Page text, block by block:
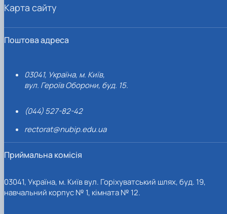
Поштова адреса
03041, Україна, м. Київ,
вул. Героїв Оборони, буд. 15.
(044) 527-82-42
rectorat@nubip.edu.ua
Приймальна комісія
03041, Україна, м. Київ вул. Горіхуватський шлях, буд. 19,
навчальний корпус № 1, кімната № 12.
Карта сайту